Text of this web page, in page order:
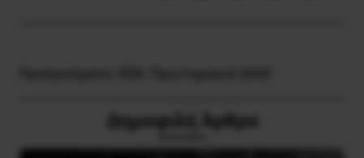
Δημοφιλή Άρθρα